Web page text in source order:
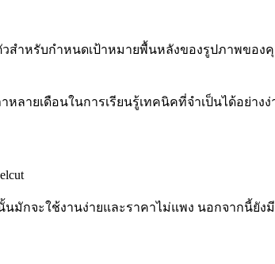
สำหรับกำหนดเป้าหมายพื้นหลังของรูปภาพขอ
ายเดือนในการเรียนรู้เทคนิคที่จำเป็นได้อย่างง่
จะใช้งานง่ายและราคาไม่แพง นอกจากนี้ยังมี